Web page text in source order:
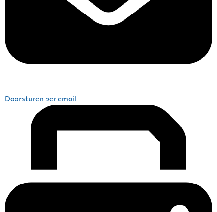
Doorsturen per email